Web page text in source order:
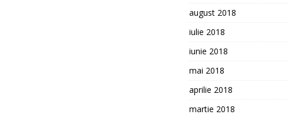
august 2018
iulie 2018
iunie 2018
mai 2018
aprilie 2018
martie 2018